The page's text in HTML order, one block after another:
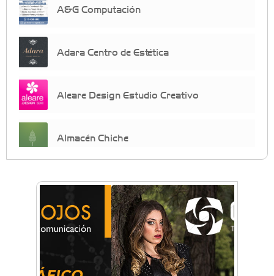
A&G Computación
Adara Centro de Estética
Aleare Design Estudio Creativo
Almacén Chiche
crecimiento personal
Arq. Horacio Alejandro Sánchez
Artística ApasionArte